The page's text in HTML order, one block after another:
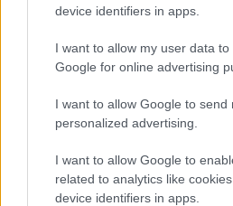
device identifiers in apps.
I want to allow my user data
Google for online advertising
I want to allow Google to send
personalized advertising.
I want to allow Google to
related to analytics like
device identifiers in apps.
Ώρα Ελλάδος...|07.08.2026
Ώρα Ελλάδος 07/08/2026
Δελτίο...|07.08.2026 14:25
Δελτίο στη νοηματική